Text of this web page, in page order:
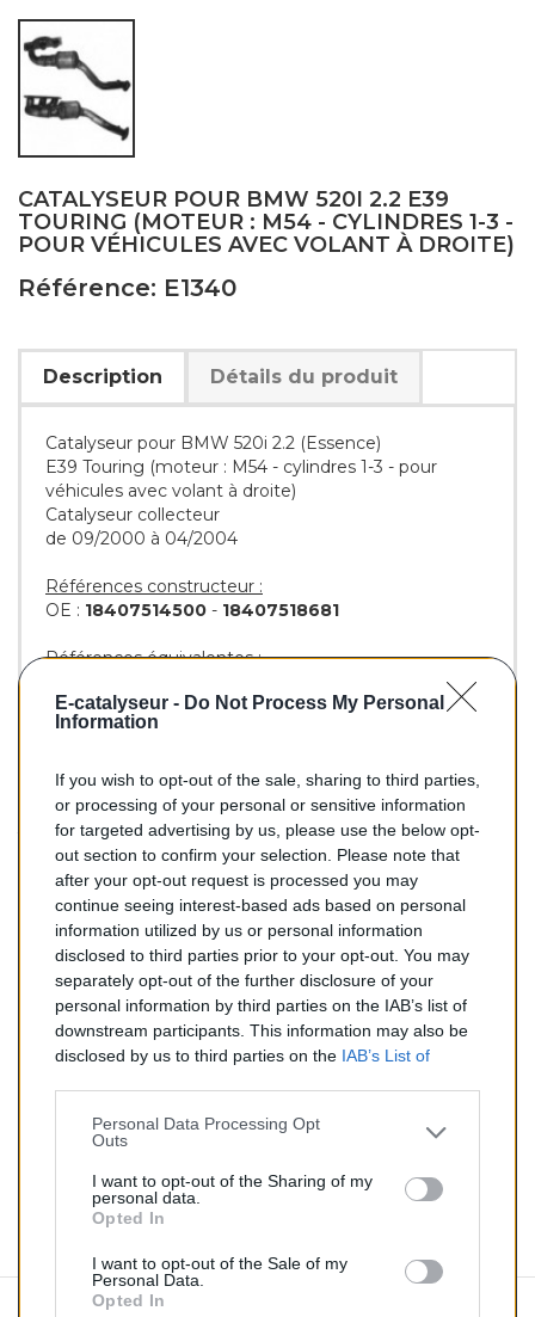
E-catalyseur - Do Not Process My Personal
Information
If you wish to opt-out of the sale, sharing to third parties,
or processing of your personal or sensitive information
for targeted advertising by us, please use the below opt-
out section to confirm your selection. Please note that
after your opt-out request is processed you may
continue seeing interest-based ads based on personal
information utilized by us or personal information
disclosed to third parties prior to your opt-out. You may
separately opt-out of the further disclosure of your
personal information by third parties on the IAB’s list of
downstream participants. This information may also be
disclosed by us to third parties on the IAB’s List of
Personal Data Processing Opt
Outs
I want to opt-out of the Sharing of my
personal data.
Opted In
I want to opt-out of the Sale of my
Personal Data.
Opted In
CATALYSEUR POUR BMW 520I 2.2 E39
TOURING (MOTEUR : M54 - CYLINDRES 1-3 -
POUR VÉHICULES AVEC VOLANT À DROITE)
Référence: E1340
Description Détails du produit
Catalyseur pour BMW 520i 2.2 (Essence)
E39 Touring (moteur : M54 - cylindres 1-3 - pour
véhicules avec volant à droite)
Catalyseur collecteur
de 09/2000 à 04/2004
Références constructeur :
OE : 18407514500 - 18407518681
Références équivalentes :
BM :BM91340H
288,00 €
Catalyseur pour BMW 520i 2.2 (Essence) de 09/2000 à
04/2004
Quantité
AJOUTER AU PANIER
Commentaires (0)